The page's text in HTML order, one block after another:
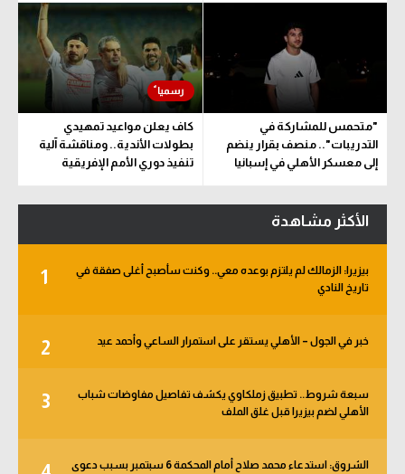
"متحمس للمشاركة في
التدريبات".. منصف بقرار ينضم
إلى معسكر الأهلي في إسبانيا
كاف يعلن مواعيد تمهيدي
بطولات الأندية.. ومناقشة آلية
تنفيذ دوري الأمم الإفريقية
الأكثر مشاهدة
1
بيزيرا: الزمالك لم يلتزم بوعده معي.. وكنت سأصبح أغلى صفقة في
تاريخ النادي
2 خبر في الجول – الأهلي يستقر على استمرار الساعي وأحمد عيد
3
سبعة شروط.. تطبيق زملكاوي يكشف تفاصيل مفاوضات شباب
الأهلي لضم بيزيرا قبل غلق الملف
الشروق: استدعاء محمد صلاح أمام المحكمة 6 سبتمبر بسبب دعوى